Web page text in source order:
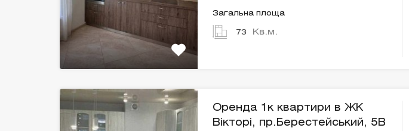
Загальна площа
73 Кв.м.
Оренда 1к квартири в ЖК
Вікторі, пр.Берестейський, 5В